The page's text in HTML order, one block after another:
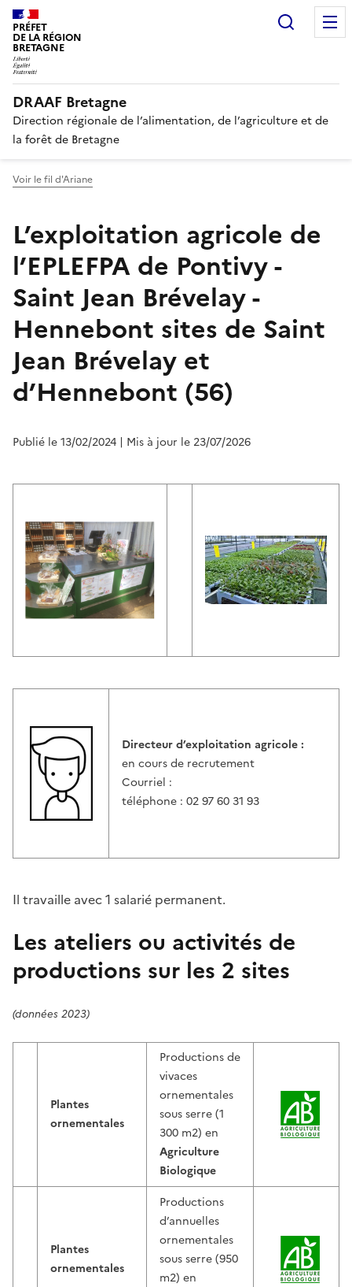
PRÉFET
DE LA RÉGION
BRETAGNE
DRAAF Bretagne
Direction régionale de l’alimentation, de l’agriculture et de
la forêt de Bretagne
Voir le fil d'Ariane
L’exploitation agricole de
l’EPLEFPA de Pontivy -
Saint Jean Brévelay -
Hennebont sites de Saint
Jean Brévelay et
d’Hennebont (56)
Publié le 13/02/2024 | Mis à jour le 23/07/2026
Directeur d’exploitation agricole :
en cours de recrutement
Courriel :
téléphone : 02 97 60 31 93
Il travaille avec 1 salarié permanent.
Les ateliers ou activités de
productions sur les 2 sites
(données 2023)
Plantes
ornementales
Productions de
vivaces
ornementales
sous serre (1
300 m2) en
Agriculture
Biologique
Plantes
ornementales
Productions
d’annuelles
ornementales
sous serre (950
m2) en